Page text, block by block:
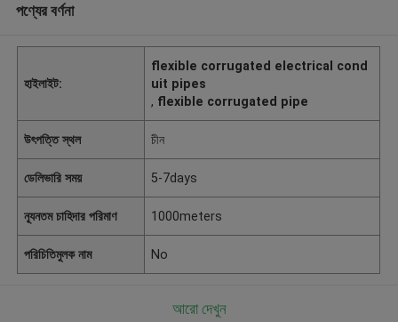
পণ্যের বর্ণনা
হাইলাইট:
flexible corrugated electrical cond
uit pipes
, flexible corrugated pipe
উৎপত্তি স্থল চীন
ডেলিভারি সময় 5-7days
ন্যূনতম চাহিদার পরিমাণ 1000meters
পরিচিতিমুলক নাম No
আরো দেখুন